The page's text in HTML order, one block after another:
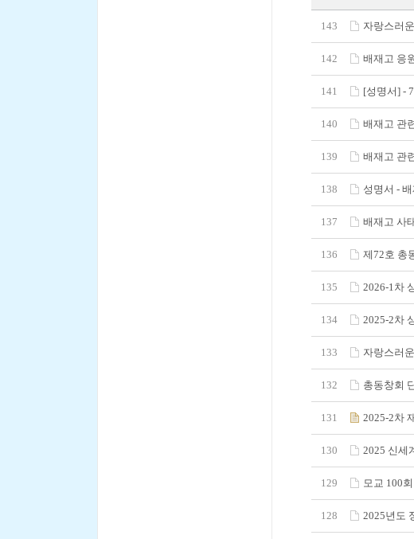
143 자랑스러
142 배재고 응
141 [성명서] -
140 배재고 관
139 배재고 관
138 성명서 -
137 배재고 사
136 제72호 총
135 2026-1차
134 2025-2차
133 자랑스러
132 총동창회
131 2025-2차
130 2025 신세
129 모교 100
128 2025년도